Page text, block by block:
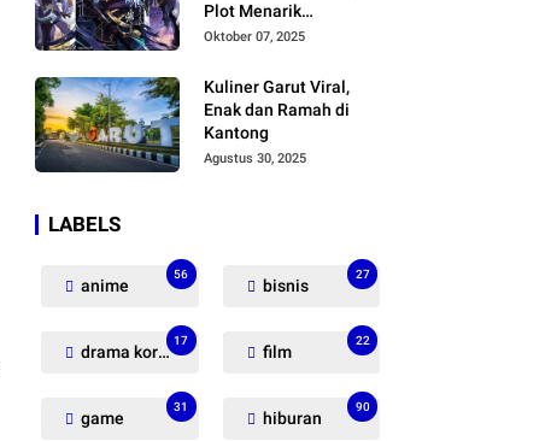
Plot Menarik
Ansatsusha de aru Ore
Penasaran!
Oktober 07, 2025
Kuliner Garut Viral,
Enak dan Ramah di
Kantong
Agustus 30, 2025
LABELS
anime
56
bisnis
27
drama korea
17
film
22
game
31
hiburan
90